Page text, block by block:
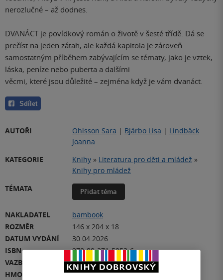
nerozlučné – až dodnes.
DVANÁCT je povídkový román o životě v šesté třídě. Dá se
prečíst na jeden zátah, ale každá kapitola je zároveň
samostatným příběhem zabývajícím se tématy, jako je vztek,
láska, peníze nebo puberta a dalšími
věcmi, které jsou důležité – zejména když je vám dvanáct.
Sdílet
AUTOŘI Ohlsson Sara | Bjärbo Lisa | Lindbäck
Joanna
KATEGORIE
Knihy » Literatura pro děti a mládež »
Knihy pro mládež
TÉMATA
Přidat téma
NAKLADATEL
bambook
ROZMĚR
146 x 204 x 18
DATUM VYDÁNÍ
30.04.2026
ISBN
978-80-271-5953-6
VAZBA
měkká vazba
HMOTNOST
222 g